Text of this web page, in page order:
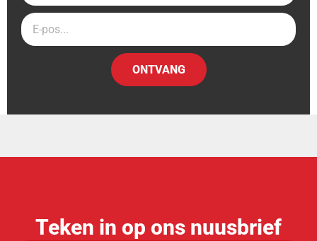
ONTVANG
Teken in op ons nuusbrief